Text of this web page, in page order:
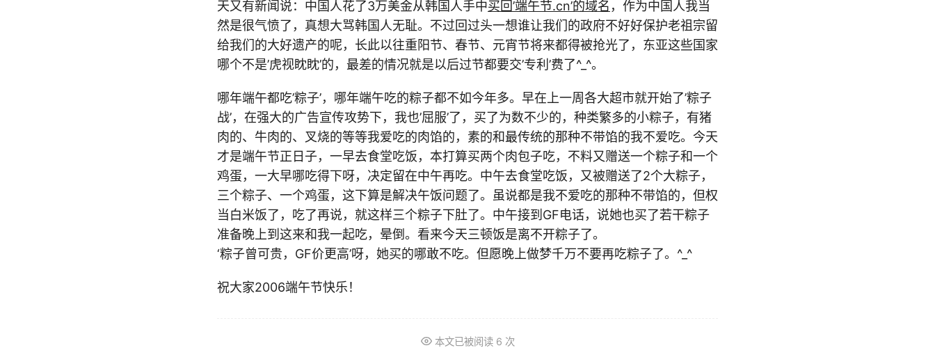
天又有新闻说：中国人花了3万美金从韩国人手中买回’端午节.cn’的域名 ，作为中国人我当
然是很气愤了，真想大骂韩国人无耻。不过回过头一想谁让我们的政府不好好保护老祖宗留
给我们的大好遗产的呢，长此以往重阳节、春节、元宵节将来都得被抢光了，东亚这些国家
哪个不是’虎视眈眈’的，最差的情况就是以后过节都要交’专利’费了^_^。
哪年端午都吃’粽子’，哪年端午吃的粽子都不如今年多。早在上一周各大超市就开始了’粽子
战’，在强大的广告宣传攻势下，我也’屈服’了，买了为数不少的，种类繁多的小粽子，有猪
肉的、牛肉的、叉烧的等等我爱吃的肉馅的，素的和最传统的那种不带馅的我不爱吃。今天
才是端午节正日子，一早去食堂吃饭，本打算买两个肉包子吃，不料又赠送一个粽子和一个
鸡蛋，一大早哪吃得下呀，决定留在中午再吃。中午去食堂吃饭，又被赠送了2个大粽子，
三个粽子、一个鸡蛋，这下算是解决午饭问题了。虽说都是我不爱吃的那种不带馅的，但权
当白米饭了，吃了再说，就这样三个粽子下肚了。中午接到GF电话，说她也买了若干粽子
准备晚上到这来和我一起吃，晕倒。看来今天三顿饭是离不开粽子了。
‘粽子曾可贵，GF价更高’呀，她买的哪敢不吃。但愿晚上做梦千万不要再吃粽子了。^_^
祝大家2006端午节快乐！
本文已被阅读 6 次